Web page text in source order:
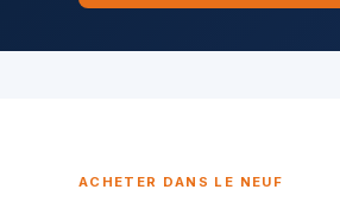
ACHETER DANS LE NEUF